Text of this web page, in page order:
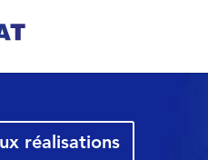
réalisations